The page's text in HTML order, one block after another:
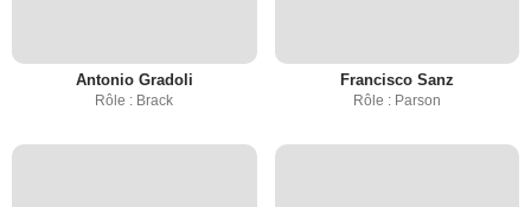
Antonio Gradoli
Rôle : Brack
Francisco Sanz
Rôle : Parson